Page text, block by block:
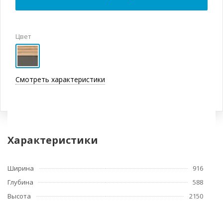
Цвет
Смотреть характеристики
Характеристики
Ширина
916
Глубина
588
Высота
2150